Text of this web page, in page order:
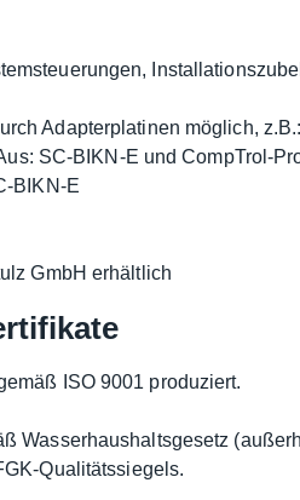
Adapterplatinen möglich, z.B.:
SC-BIKN-E und CompTrol-
BIKN-E
GmbH erhältlich
ISO 9001 produziert.
Wasserhaushaltsgesetz
Qualitätssiegels.